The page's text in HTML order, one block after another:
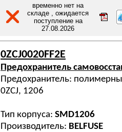
временно нет на
складе , ожидается
поступление на
27.08.2026
0ZCJ0020FF2E
Предохранитель
Предохранитель:
0ZCJ, 1206
Тип корпуса: SMD1206
Производитель: BELFUSE